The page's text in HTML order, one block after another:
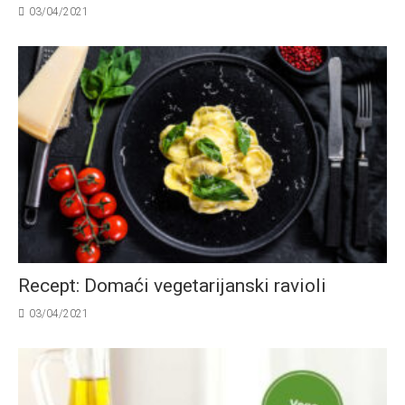
03/04/2021
Recept: Domaći vegetarijanski ravioli
03/04/2021